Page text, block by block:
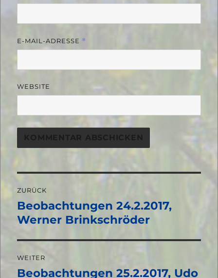
E-MAIL-ADRESSE *
WEBSITE
Beitragsnavigation
ZURÜCK
Vorheriger
Beitrag:
Beobachtungen 24.2.2017,
Werner Brinkschröder
WEITER
Nächster
Beobachtungen 25.2.2017, Udo